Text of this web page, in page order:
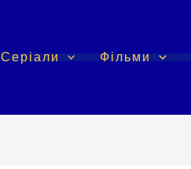
Серіали Фільми